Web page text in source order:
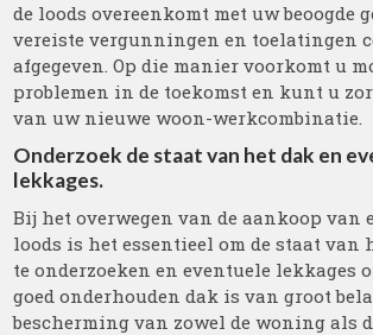
de loods overeenkomt met uw beoogde
vereiste vergunningen en toelatingen
afgegeven. Op die manier voorkomt u
problemen in de toekomst en kunt u
van uw nieuwe woon-werkcombinatie.
Onderzoek de staat van het dak en
lekkages.
Bij het overwegen van de aankoop van
loods is het essentieel om de staat van
te onderzoeken en eventuele lekkages
goed onderhouden dak is van groot
bescherming van zowel de woning als